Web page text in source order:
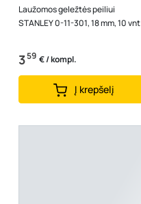
Laužomos geležtės peiliui
STANLEY 0-11-301, 18 mm, 10 vnt
359 € / kompl.
Į krepšelį